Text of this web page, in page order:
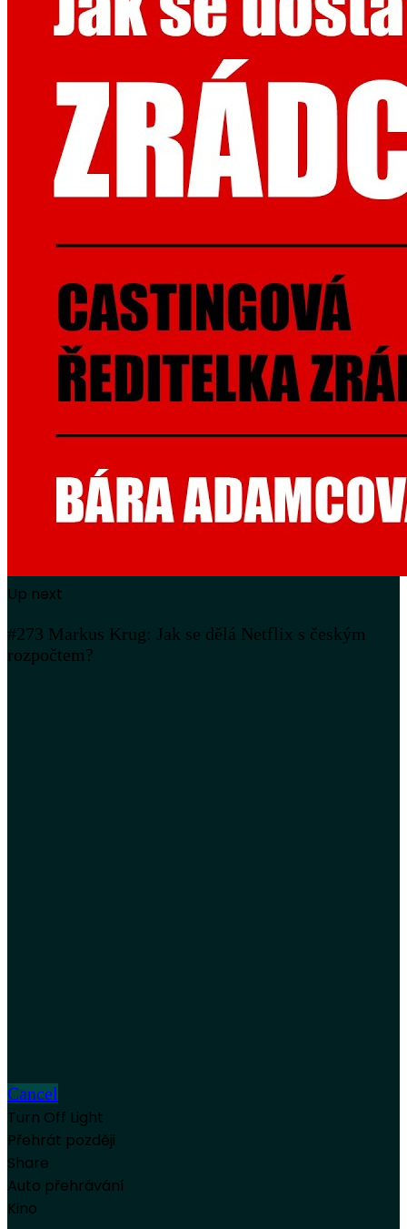
Up next
#273 Markus Krug: Jak se dělá Netflix s českým
rozpočtem?
Cancel
Turn Off Light
Přehrát později
Share
Auto přehrávání
Kino